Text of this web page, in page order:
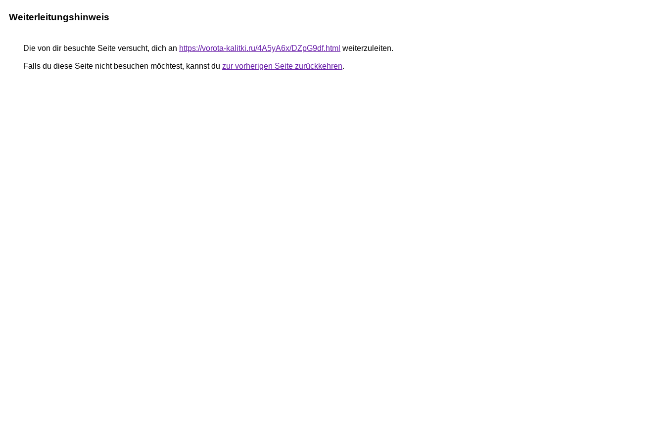
Weiterleitungshinweis
Die von dir besuchte Seite versucht, dich an https://vorota-kalitki.ru/4A5yA6x/DZpG9df.html weiterzuleiten.
Falls du diese Seite nicht besuchen möchtest, kannst du zur vorherigen Seite zurückkehren.